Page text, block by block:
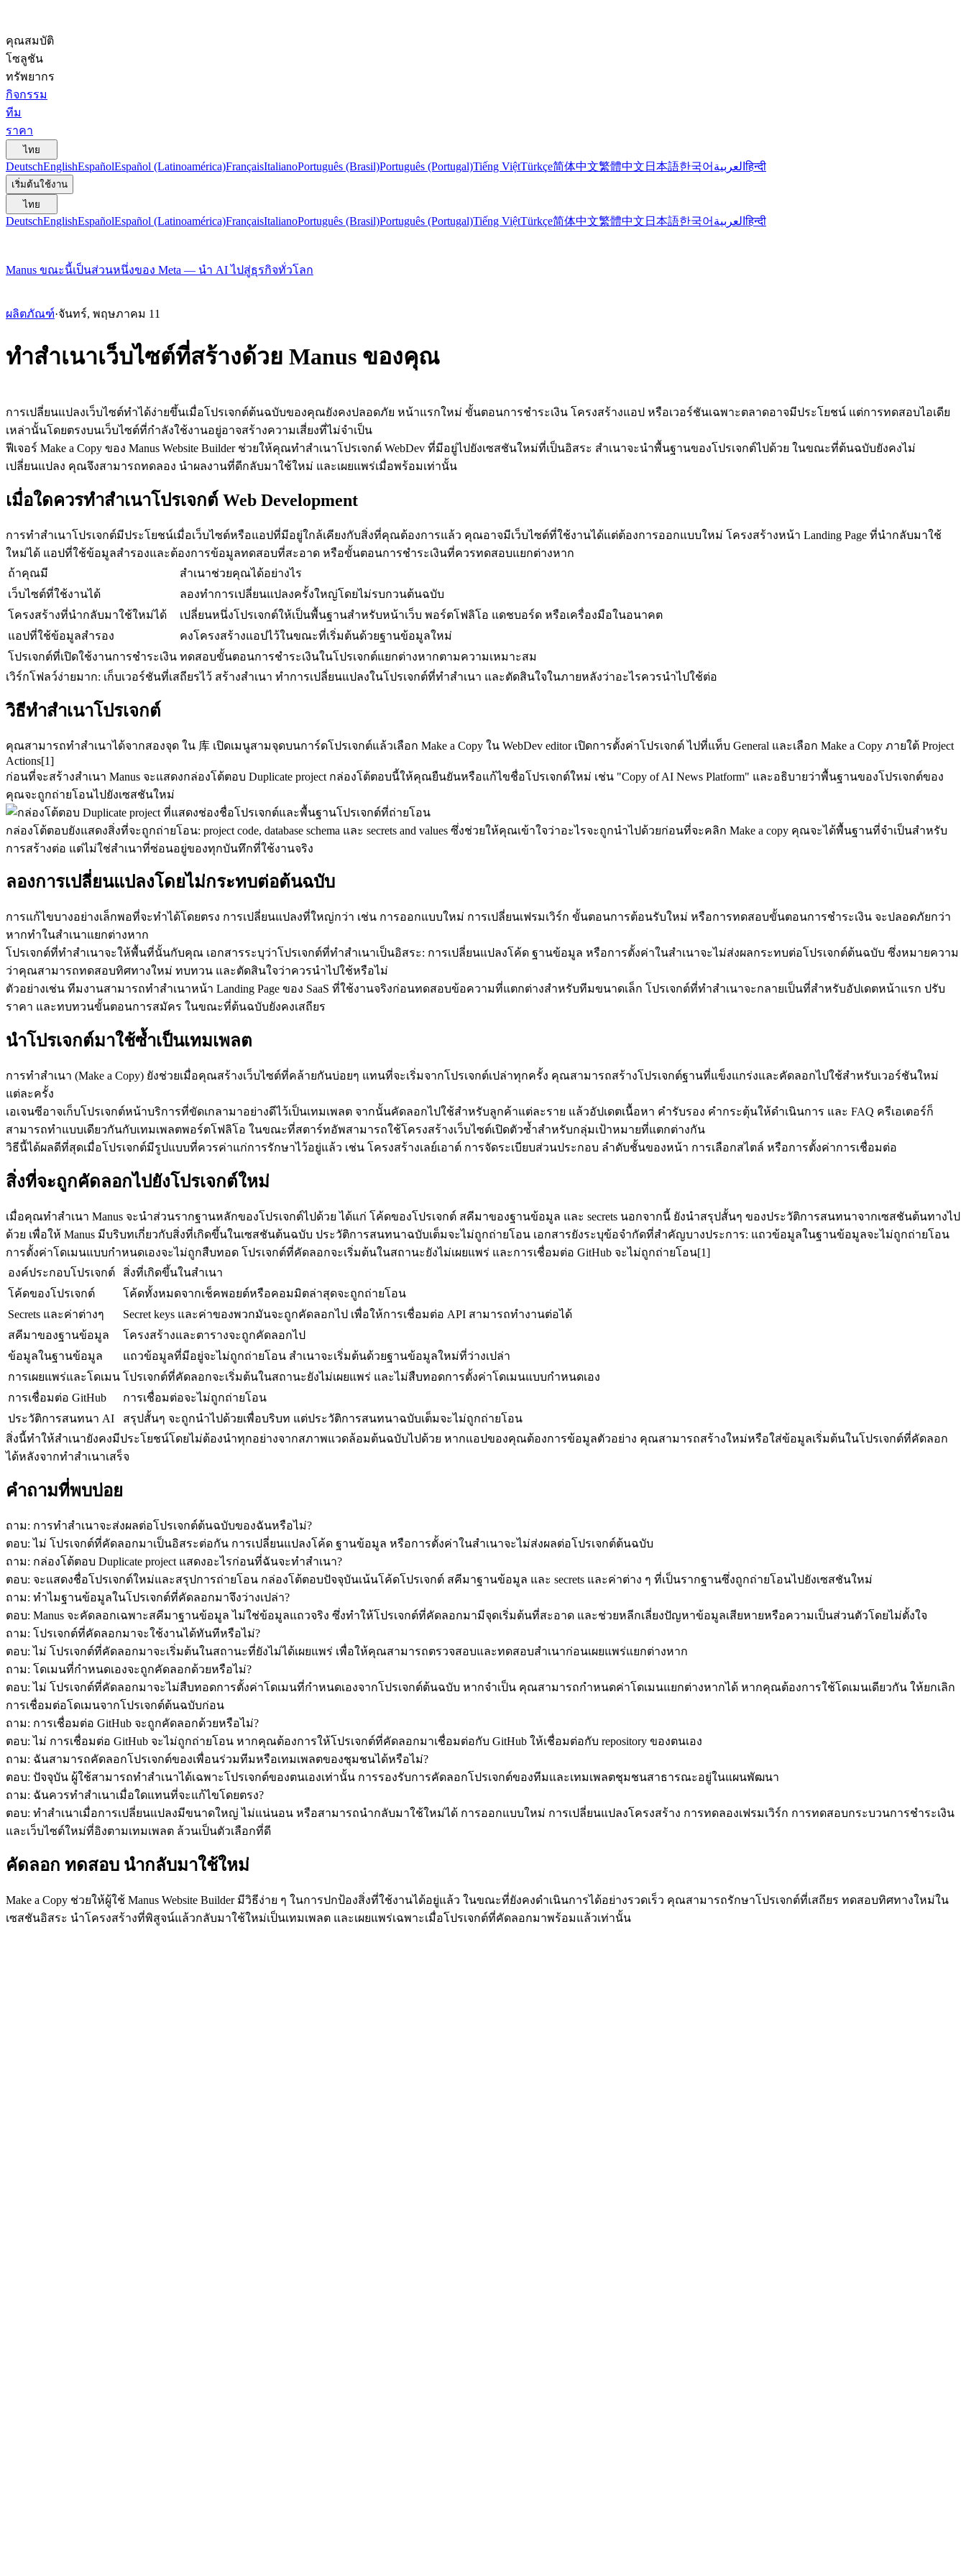
คุณสมบัติ
โซลูชัน
ทรัพยากร
กิจกรรม
ทีม
ราคา
ไทย
DeutschEnglishEspañolEspañol (Latinoamérica)FrançaisItalianoPortuguês (Brasil)Português (Portugal)Tiếng ViệtTürkçe简体中文繁體中文 日本語한국어 العربيةहिन्दी
เริ่มต้นใช้งาน
ไทย
DeutschEnglishEspañolEspañol (Latinoamérica)FrançaisItalianoPortuguês (Brasil)Português (Portugal)Tiếng ViệtTürkçe简体中文繁體中文 日本語한국어 العربيةहिन्दी
Manus ขณะนี้เป็นส่วนหนึ่งของ Meta — นำ AI ไปสู่ธุรกิจทั่วโลก
ผลิตภัณฑ์·จันทร์, พฤษภาคม 11
ทำสำเนาเว็บไซต์ที่สร้างด้วย Manus ของคุณ
การเปลี่ยนแปลงเว็บไซต์ทำได้ง่ายขึ้นเมื่อโปรเจกต์ต้นฉบับของคุณยังคงปลอดภัย หน้าแรกใหม่ ขั้นตอนการชำระเงิน โครงสร้างแอป หรือเวอร์ชันเฉพาะตลาดอาจมีประโยชน์ แต่การทดสอบไอเดีย
เหล่านั้นโดยตรงบนเว็บไซต์ที่กำลังใช้งานอยู่อาจสร้างความเสี่ยงที่ไม่จำเป็น
ฟีเจอร์ Make a Copy ของ Manus Website Builder ช่วยให้คุณทำสำเนาโปรเจกต์ WebDev ที่มีอยู่ไปยังเซสชันใหม่ที่เป็นอิสระ สำเนาจะนำพื้นฐานของโปรเจกต์ไปด้วย ในขณะที่ต้นฉบับยังคงไม่
เปลี่ยนแปลง คุณจึงสามารถทดลอง นำผลงานที่ดีกลับมาใช้ใหม่ และเผยแพร่เมื่อพร้อมเท่านั้น
เมื่อใดควรทำสำเนาโปรเจกต์ Web Development
การทำสำเนาโปรเจกต์มีประโยชน์เมื่อเว็บไซต์หรือแอปที่มีอยู่ใกล้เคียงกับสิ่งที่คุณต้องการแล้ว คุณอาจมีเว็บไซต์ที่ใช้งานได้แต่ต้องการออกแบบใหม่ โครงสร้างหน้า Landing Page ที่นำกลับมาใช้
ใหม่ได้ แอปที่ใช้ข้อมูลสำรองและต้องการข้อมูลทดสอบที่สะอาด หรือขั้นตอนการชำระเงินที่ควรทดสอบแยกต่างหาก
ถ้าคุณมี
สำเนาช่วยคุณได้อย่างไร
เว็บไซต์ที่ใช้งานได้
ลองทำการเปลี่ยนแปลงครั้งใหญ่โดยไม่รบกวนต้นฉบับ
โครงสร้างที่นำกลับมาใช้ใหม่ได้
เปลี่ยนหนึ่งโปรเจกต์ให้เป็นพื้นฐานสำหรับหน้าเว็บ พอร์ตโฟลิโอ แดชบอร์ด หรือเครื่องมือในอนาคต
แอปที่ใช้ข้อมูลสำรอง
คงโครงสร้างแอปไว้ในขณะที่เริ่มต้นด้วยฐานข้อมูลใหม่
โปรเจกต์ที่เปิดใช้งานการชำระเงิน ทดสอบขั้นตอนการชำระเงินในโปรเจกต์แยกต่างหากตามความเหมาะสม
เวิร์กโฟลว์ง่ายมาก: เก็บเวอร์ชันที่เสถียรไว้ สร้างสำเนา ทำการเปลี่ยนแปลงในโปรเจกต์ที่ทำสำเนา และตัดสินใจในภายหลังว่าอะไรควรนำไปใช้ต่อ
วิธีทำสำเนาโปรเจกต์
คุณสามารถทำสำเนาได้จากสองจุด ใน 库 เปิดเมนูสามจุดบนการ์ดโปรเจกต์แล้วเลือก Make a Copy ใน WebDev editor เปิดการตั้งค่าโปรเจกต์ ไปที่แท็บ General และเลือก Make a Copy ภายใต้ Project
Actions[1]
ก่อนที่จะสร้างสำเนา Manus จะแสดงกล่องโต้ตอบ Duplicate project กล่องโต้ตอบนี้ให้คุณยืนยันหรือแก้ไขชื่อโปรเจกต์ใหม่ เช่น "Copy of AI News Platform" และอธิบายว่าพื้นฐานของโปรเจกต์ของ
คุณจะถูกถ่ายโอนไปยังเซสชันใหม่
กล่องโต้ตอบยังแสดงสิ่งที่จะถูกถ่ายโอน: project code, database schema และ secrets and values ซึ่งช่วยให้คุณเข้าใจว่าอะไรจะถูกนำไปด้วยก่อนที่จะคลิก Make a copy คุณจะได้พื้นฐานที่จำเป็นสำหรับ
การสร้างต่อ แต่ไม่ใช่สำเนาที่ซ่อนอยู่ของทุกบันทึกที่ใช้งานจริง
ลองการเปลี่ยนแปลงโดยไม่กระทบต่อต้นฉบับ
การแก้ไขบางอย่างเล็กพอที่จะทำได้โดยตรง การเปลี่ยนแปลงที่ใหญ่กว่า เช่น การออกแบบใหม่ การเปลี่ยนเฟรมเวิร์ก ขั้นตอนการต้อนรับใหม่ หรือการทดสอบขั้นตอนการชำระเงิน จะปลอดภัยกว่า
หากทำในสำเนาแยกต่างหาก
โปรเจกต์ที่ทำสำเนาจะให้พื้นที่นั้นกับคุณ เอกสารระบุว่าโปรเจกต์ที่ทำสำเนาเป็นอิสระ: การเปลี่ยนแปลงโค้ด ฐานข้อมูล หรือการตั้งค่าในสำเนาจะไม่ส่งผลกระทบต่อโปรเจกต์ต้นฉบับ ซึ่งหมายความ
ว่าคุณสามารถทดสอบทิศทางใหม่ ทบทวน และตัดสินใจว่าควรนำไปใช้หรือไม่
ตัวอย่างเช่น ทีมงานสามารถทำสำเนาหน้า Landing Page ของ SaaS ที่ใช้งานจริงก่อนทดสอบข้อความที่แตกต่างสำหรับทีมขนาดเล็ก โปรเจกต์ที่ทำสำเนาจะกลายเป็นที่สำหรับอัปเดตหน้าแรก ปรับ
ราคา และทบทวนขั้นตอนการสมัคร ในขณะที่ต้นฉบับยังคงเสถียร
นำโปรเจกต์มาใช้ซ้ำเป็นเทมเพลต
การทำสำเนา (Make a Copy) ยังช่วยเมื่อคุณสร้างเว็บไซต์ที่คล้ายกันบ่อยๆ แทนที่จะเริ่มจากโปรเจกต์เปล่าทุกครั้ง คุณสามารถสร้างโปรเจกต์ฐานที่แข็งแกร่งและคัดลอกไปใช้สำหรับเวอร์ชันใหม่
แต่ละครั้ง
เอเจนซีอาจเก็บโปรเจกต์หน้าบริการที่ขัดเกลามาอย่างดีไว้เป็นเทมเพลต จากนั้นคัดลอกไปใช้สำหรับลูกค้าแต่ละราย แล้วอัปเดตเนื้อหา คำรับรอง คำกระตุ้นให้ดำเนินการ และ FAQ ครีเอเตอร์ก็
สามารถทำแบบเดียวกันกับเทมเพลตพอร์ตโฟลิโอ ในขณะที่สตาร์ทอัพสามารถใช้โครงสร้างเว็บไซต์เปิดตัวซ้ำสำหรับกลุ่มเป้าหมายที่แตกต่างกัน
วิธีนี้ได้ผลดีที่สุดเมื่อโปรเจกต์มีรูปแบบที่ควรค่าแก่การรักษาไว้อยู่แล้ว เช่น โครงสร้างเลย์เอาต์ การจัดระเบียบส่วนประกอบ ลำดับชั้นของหน้า การเลือกสไตล์ หรือการตั้งค่าการเชื่อมต่อ
สิ่งที่จะถูกคัดลอกไปยังโปรเจกต์ใหม่
เมื่อคุณทำสำเนา Manus จะนำส่วนรากฐานหลักของโปรเจกต์ไปด้วย ได้แก่ โค้ดของโปรเจกต์ สคีมาของฐานข้อมูล และ secrets นอกจากนี้ ยังนำสรุปสั้นๆ ของประวัติการสนทนาจากเซสชันต้นทางไป
ด้วย เพื่อให้ Manus มีบริบทเกี่ยวกับสิ่งที่เกิดขึ้นในเซสชันต้นฉบับ ประวัติการสนทนาฉบับเต็มจะไม่ถูกถ่ายโอน เอกสารยังระบุข้อจำกัดที่สำคัญบางประการ: แถวข้อมูลในฐานข้อมูลจะไม่ถูกถ่ายโอน
การตั้งค่าโดเมนแบบกำหนดเองจะไม่ถูกสืบทอด โปรเจกต์ที่คัดลอกจะเริ่มต้นในสถานะยังไม่เผยแพร่ และการเชื่อมต่อ GitHub จะไม่ถูกถ่ายโอน[1]
องค์ประกอบโปรเจกต์
สิ่งที่เกิดขึ้นในสำเนา
โค้ดของโปรเจกต์
โค้ดทั้งหมดจากเช็คพอยต์หรือคอมมิตล่าสุดจะถูกถ่ายโอน
Secrets และค่าต่างๆ
Secret keys และค่าของพวกมันจะถูกคัดลอกไป เพื่อให้การเชื่อมต่อ API สามารถทำงานต่อได้
สคีมาของฐานข้อมูล
โครงสร้างและตารางจะถูกคัดลอกไป
ข้อมูลในฐานข้อมูล
แถวข้อมูลที่มีอยู่จะไม่ถูกถ่ายโอน สำเนาจะเริ่มต้นด้วยฐานข้อมูลใหม่ที่ว่างเปล่า
การเผยแพร่และโดเมน โปรเจกต์ที่คัดลอกจะเริ่มต้นในสถานะยังไม่เผยแพร่ และไม่สืบทอดการตั้งค่าโดเมนแบบกำหนดเอง
การเชื่อมต่อ GitHub
การเชื่อมต่อจะไม่ถูกถ่ายโอน
ประวัติการสนทนา AI
สรุปสั้นๆ จะถูกนำไปด้วยเพื่อบริบท แต่ประวัติการสนทนาฉบับเต็มจะไม่ถูกถ่ายโอน
สิ่งนี้ทำให้สำเนายังคงมีประโยชน์โดยไม่ต้องนำทุกอย่างจากสภาพแวดล้อมต้นฉบับไปด้วย หากแอปของคุณต้องการข้อมูลตัวอย่าง คุณสามารถสร้างใหม่หรือใส่ข้อมูลเริ่มต้นในโปรเจกต์ที่คัดลอก
ได้หลังจากทำสำเนาเสร็จ
คำถามที่พบบ่อย
ถาม: การทำสำเนาจะส่งผลต่อโปรเจกต์ต้นฉบับของฉันหรือไม่?
ตอบ: ไม่ โปรเจกต์ที่คัดลอกมาเป็นอิสระต่อกัน การเปลี่ยนแปลงโค้ด ฐานข้อมูล หรือการตั้งค่าในสำเนาจะไม่ส่งผลต่อโปรเจกต์ต้นฉบับ
ถาม: กล่องโต้ตอบ Duplicate project แสดงอะไรก่อนที่ฉันจะทำสำเนา?
ตอบ: จะแสดงชื่อโปรเจกต์ใหม่และสรุปการถ่ายโอน กล่องโต้ตอบปัจจุบันเน้นโค้ดโปรเจกต์ สคีมาฐานข้อมูล และ secrets และค่าต่าง ๆ ที่เป็นรากฐานซึ่งถูกถ่ายโอนไปยังเซสชันใหม่
ถาม: ทำไมฐานข้อมูลในโปรเจกต์ที่คัดลอกมาจึงว่างเปล่า?
ตอบ: Manus จะคัดลอกเฉพาะสคีมาฐานข้อมูล ไม่ใช่ข้อมูลแถวจริง ซึ่งทำให้โปรเจกต์ที่คัดลอกมามีจุดเริ่มต้นที่สะอาด และช่วยหลีกเลี่ยงปัญหาข้อมูลเสียหายหรือความเป็นส่วนตัวโดยไม่ตั้งใจ
ถาม: โปรเจกต์ที่คัดลอกมาจะใช้งานได้ทันทีหรือไม่?
ตอบ: ไม่ โปรเจกต์ที่คัดลอกมาจะเริ่มต้นในสถานะที่ยังไม่ได้เผยแพร่ เพื่อให้คุณสามารถตรวจสอบและทดสอบสำเนาก่อนเผยแพร่แยกต่างหาก
ถาม: โดเมนที่กำหนดเองจะถูกคัดลอกด้วยหรือไม่?
ตอบ: ไม่ โปรเจกต์ที่คัดลอกมาจะไม่สืบทอดการตั้งค่าโดเมนที่กำหนดเองจากโปรเจกต์ต้นฉบับ หากจำเป็น คุณสามารถกำหนดค่าโดเมนแยกต่างหากได้ หากคุณต้องการใช้โดเมนเดียวกัน ให้ยกเลิก
การเชื่อมต่อโดเมนจากโปรเจกต์ต้นฉบับก่อน
ถาม: การเชื่อมต่อ GitHub จะถูกคัดลอกด้วยหรือไม่?
ตอบ: ไม่ การเชื่อมต่อ GitHub จะไม่ถูกถ่ายโอน หากคุณต้องการให้โปรเจกต์ที่คัดลอกมาเชื่อมต่อกับ GitHub ให้เชื่อมต่อกับ repository ของตนเอง
ถาม: ฉันสามารถคัดลอกโปรเจกต์ของเพื่อนร่วมทีมหรือเทมเพลตของชุมชนได้หรือไม่?
ตอบ: ปัจจุบัน ผู้ใช้สามารถทำสำเนาได้เฉพาะโปรเจกต์ของตนเองเท่านั้น การรองรับการคัดลอกโปรเจกต์ของทีมและเทมเพลตชุมชนสาธารณะอยู่ในแผนพัฒนา
ถาม: ฉันควรทำสำเนาเมื่อใดแทนที่จะแก้ไขโดยตรง?
ตอบ: ทำสำเนาเมื่อการเปลี่ยนแปลงมีขนาดใหญ่ ไม่แน่นอน หรือสามารถนำกลับมาใช้ใหม่ได้ การออกแบบใหม่ การเปลี่ยนแปลงโครงสร้าง การทดลองเฟรมเวิร์ก การทดสอบกระบวนการชำระเงิน
และเว็บไซต์ใหม่ที่อิงตามเทมเพลต ล้วนเป็นตัวเลือกที่ดี
คัดลอก ทดสอบ นำกลับมาใช้ใหม่
Make a Copy ช่วยให้ผู้ใช้ Manus Website Builder มีวิธีง่าย ๆ ในการปกป้องสิ่งที่ใช้งานได้อยู่แล้ว ในขณะที่ยังคงดำเนินการได้อย่างรวดเร็ว คุณสามารถรักษาโปรเจกต์ที่เสถียร ทดสอบทิศทางใหม่ใน
เซสชันอิสระ นำโครงสร้างที่พิสูจน์แล้วกลับมาใช้ใหม่เป็นเทมเพลต และเผยแพร่เฉพาะเมื่อโปรเจกต์ที่คัดลอกมาพร้อมแล้วเท่านั้น